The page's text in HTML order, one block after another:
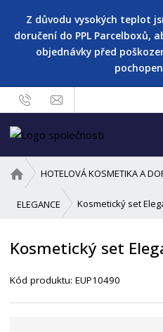
Z důvodu vysokých teplot
doručení do PPL Parcelboxů,
objednávky před
v
o
í
t
HOTELOVÁ KOSMETIKA A
ELEGANCE Kosmetický set
Kosmetický set
Kód produktu:EUP10490